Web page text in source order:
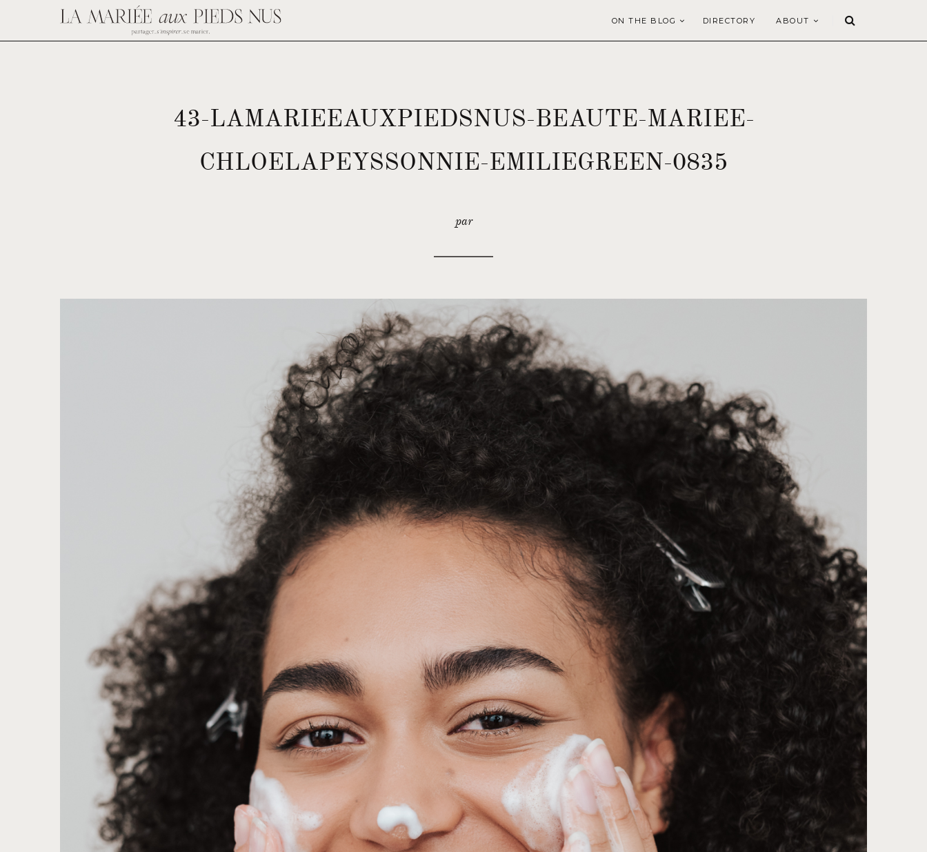
ON THE BLOG DIRECTORY ABOUT
43-LAMARIEEAUXPIEDSNUS-BEAUTE-MARIEE-
CHLOELAPEYSSONNIE-EMILIEGREEN-0835
par